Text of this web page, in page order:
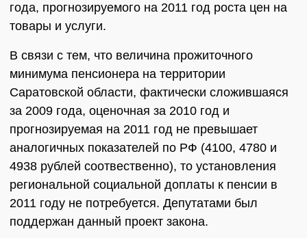
года, прогнозируемого на 2011 год роста цен на
товары и услуги.
В связи с тем, что величина прожиточного
минимума пенсионера на территории
Саратовской области, фактически сложившаяся
за 2009 года, оценочная за 2010 год и
прогнозируемая на 2011 год не превышает
аналогичных показателей по РФ (4100, 4780 и
4938 рублей соотвественно), то установления
региональной социальной доплаты к пенсии в
2011 году не потребуется. Депутатами был
поддержан данный проект закона.